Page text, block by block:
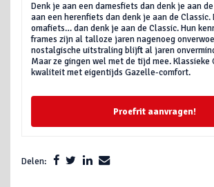
Denk je aan een damesfiets dan denk je aan
aan een herenfiets dan denk je aan de Classic.
omafiets… dan denk je aan de Classic. Hun
frames zijn al talloze jaren nagenoeg
nostalgische uitstraling blijft al jaren
Maar ze gingen wel met de tijd mee. Klassieke
kwaliteit met eigentijds Gazelle-comfort.
Proefrit aanvragen!
Delen: